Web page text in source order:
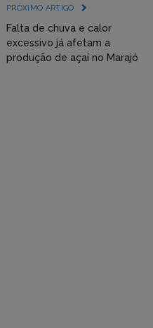
(YouTube,
Twitter,
PRÓXIMO ARTIGO
Falta de chuva e calor
excessivo já afetam a
produção de açaí no Marajó